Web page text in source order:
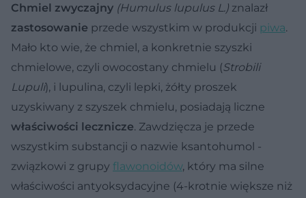
Chmiel zwyczajny (Humulus lupulus L.) znalazł
zastosowanie przede wszystkim w produkcji piwa.
Mało kto wie, że chmiel, a konkretnie szyszki
chmielowe, czyli owocostany chmielu (Strobili
Lupuli), i lupulina, czyli lepki, żółty proszek
uzyskiwany z szyszek chmielu, posiadają liczne
właściwości lecznicze. Zawdzięcza je przede
wszystkim substancji o nazwie ksantohumol -
związkowi z grupy flawonoidów, który ma silne
właściwości antyoksydacyjne (4-krotnie większe niż